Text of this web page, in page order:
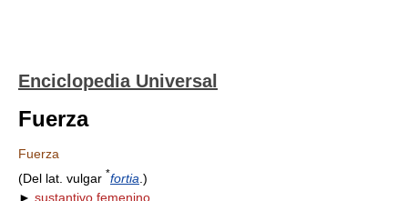
Enciclopedia Universal
Fuerza
Fuerza
(Del lat. vulgar *fortia .)
► sustantivo femenino